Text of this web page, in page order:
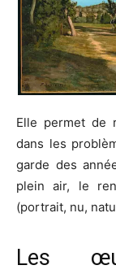
Elle permet de
dans les
garde des
plein air, le
(portrait, nu,
Les